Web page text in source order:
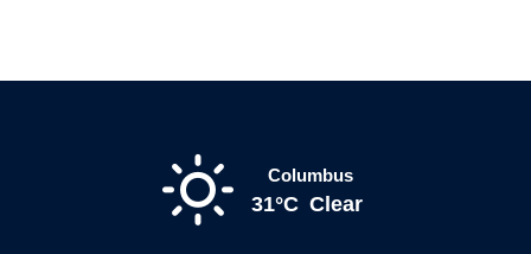
Columbus
31°C Clear